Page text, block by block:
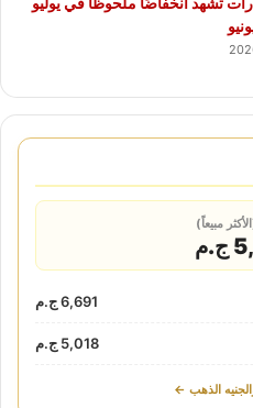
6,691 ج.م
5,018 ج.م
الذهب ←